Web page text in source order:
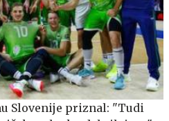
Slovenije priznal: "Tudi